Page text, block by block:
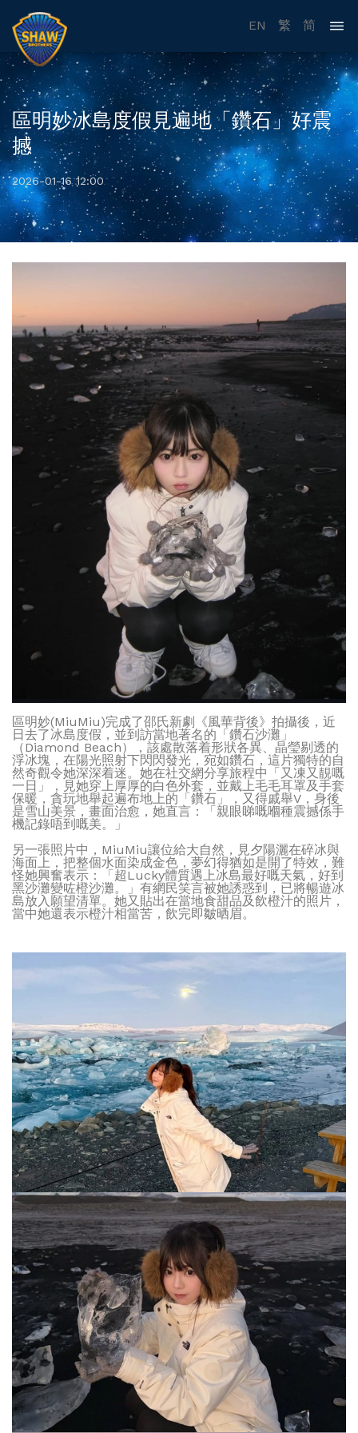
EN 繁 简
區明妙冰島度假見遍地「鑽石」好震
撼
2026-01-16 12:00
區明妙(MiuMiu)完成了邵氏新劇《風華背後》拍攝後，近
日去了冰島度假，並到訪當地著名的「鑽石沙灘」
（Diamond Beach），該處散落着形狀各異、晶瑩剔透的
浮冰塊，在陽光照射下閃閃發光，宛如鑽石，這片獨特的自
然奇觀令她深深着迷。她在社交網分享旅程中「又凍又靚嘅
一日」，見她穿上厚厚的白色外套，並戴上毛毛耳罩及手套
保暖，貪玩地舉起遍布地上的「鑽石」，又得戚舉V，身後
是雪山美景，畫面治愈，她直言：「親眼睇嘅嗰種震撼係手
機記錄唔到嘅美。」
另一張照片中，MiuMiu讓位給大自然，見夕陽灑在碎冰與
海面上，把整個水面染成金色，夢幻得猶如是開了特效，難
怪她興奮表示：「超Lucky體質遇上冰島最好嘅天氣，好到
黑沙灘變咗橙沙灘。」有網民笑言被她誘惑到，已將暢遊冰
島放入願望清單。她又貼出在當地食甜品及飲橙汁的照片，
當中她還表示橙汁相當苦，飲完即皺晒眉。